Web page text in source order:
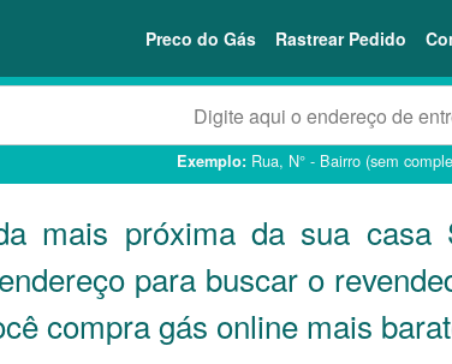
Preco do Gás Rastrear Pedido
Exemplo: Rua, N° - Bairro (sem
mais próxima da sua casa
para buscar o
compra gás online mais